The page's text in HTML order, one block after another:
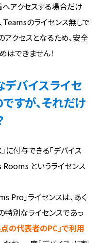
へアクセスする場合だけ
Teamsのライセンス無しで
アクセスとなるため、安全
はできません！
バイスライセ
すが、それだけ
に付与できる「デバイス
Rooms というライセンス
Pro」ライセンスは、あく
特別なライセンスであっ
点の代表者のPC」で利用